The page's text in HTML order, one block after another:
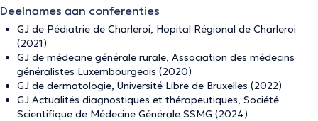
Deelnames aan conferenties
GJ de Pédiatrie de Charleroi, Hopital Régional de Charleroi
(2021)
GJ de médecine générale rurale, Association des médecins
généralistes Luxembourgeois (2020)
GJ de dermatologie, Université Libre de Bruxelles (2022)
GJ Actualités diagnostiques et thérapeutiques, Société
Scientifique de Médecine Générale SSMG (2024)